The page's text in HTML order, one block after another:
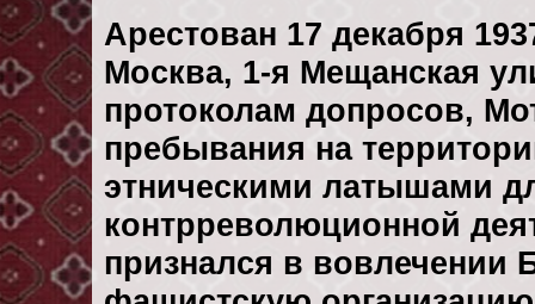
Арестован 17 декабря
Москва, 1-я Мещанская
протоколам допросов,
пребывания на
этническими латышами
контрреволюционной
признался в